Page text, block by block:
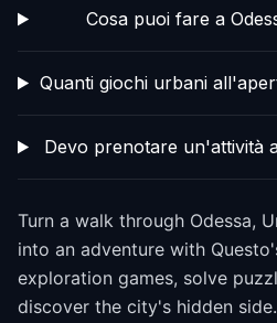
Cosa puoi fare a
Quanti giochi urbani
Devo prenotare un'attività
Turn a walk through Odessa,
into an adventure with
exploration games, solve
discover the city's hidden